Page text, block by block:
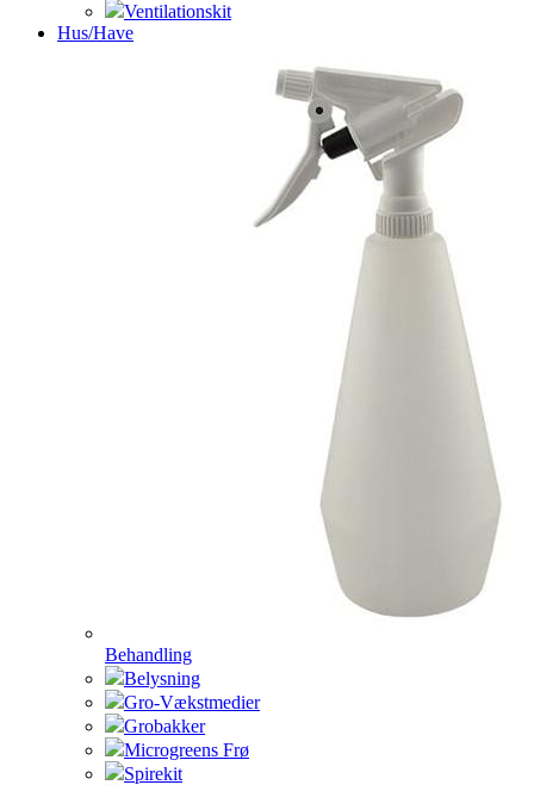
Ventilationskit
Hus/Have
Behandling
Belysning
Gro-Vækstmedier
Grobakker
Microgreens Frø
Spirekit